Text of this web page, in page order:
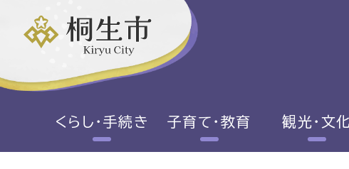
くらし・手続き 子育て・教育 観光・文化